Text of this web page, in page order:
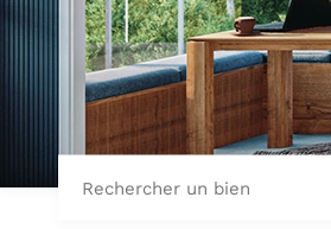
Rechercher un bien